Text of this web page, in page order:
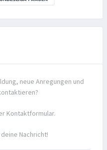
neue Anregungen und
Kontaktformular.
Nachricht!